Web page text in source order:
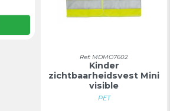
Ref: MDMO7602
Kinder
zichtbaarheidsvest Mini
visible
PET